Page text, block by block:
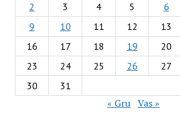
2
3 4 5 6
9
10 11 12 13
16
17 18 19 20
23
24 25 26 27
30
31
« Gru Vas »